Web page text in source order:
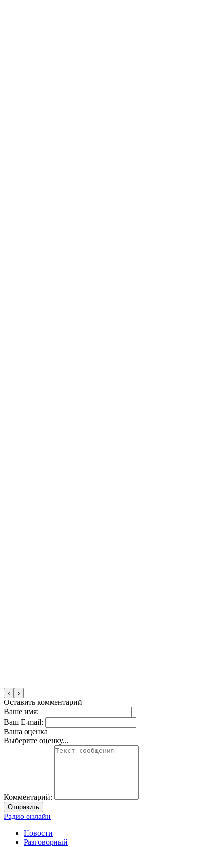
‹ ›
Оставить комментарий
Ваше имя:
Ваш E-mail:
Ваша оценка
Выберите оценку...
Комментарий:
Отправить
Радио онлайн
Новости
Разговорный